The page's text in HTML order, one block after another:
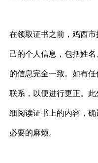
在领取证书之前， 鸡西
己的个人信息，包括姓
的信息完全一致。如有
联系，以便进行更正。
细阅读证书上的内容，
必要的麻烦。